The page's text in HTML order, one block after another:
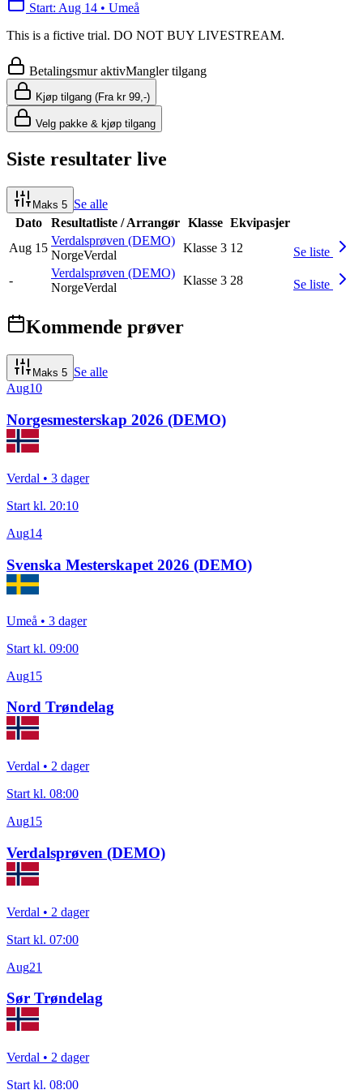
Start: Aug 14 • Umeå
This is a fictive trial. DO NOT BUY LIVESTREAM.
Betalingsmur aktivMangler tilgang
Kjøp tilgang (Fra kr 99,-)
Velg pakke & kjøp tilgang
Siste resultater live
Maks 5 Se alle
Dato
Resultatliste / Arrangør Klasse Ekvipasjer
Aug 15
Verdalsprøven (DEMO)
NorgeVerdal
Klasse 3 12 Se liste
-
Verdalsprøven (DEMO)
NorgeVerdal
Klasse 3 28 Se liste
Kommende prøver
Maks 5 Se alle
Aug10
Norgesmesterskap 2026 (DEMO)
Verdal • 3 dager
Start kl. 20:10
Aug14
Svenska Mesterskapet 2026 (DEMO)
Umeå • 3 dager
Start kl. 09:00
Aug15
Nord Trøndelag
Verdal • 2 dager
Start kl. 08:00
Aug15
Verdalsprøven (DEMO)
Verdal • 2 dager
Start kl. 07:00
Aug21
Sør Trøndelag
Verdal • 2 dager
Start kl. 08:00